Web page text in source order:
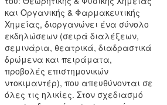
και Οργανικής & Φαρμακευτικής
Χημείας, διοργανώνει ένα σύνολο
εκδηλώσεων (σειρά διαλέξεων,
σεμινάρια, θεατρικά, διαδραστικά
δρώμενα και πειράματα,
προβολές επιστημονικών
ντοκιμαντέρ), που απευθύνονται σε
όλες τις ηλικίες. Στον σχεδιασμό